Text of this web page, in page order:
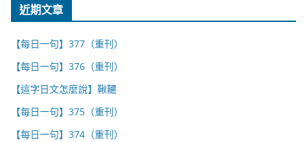
近期文章
【每日一句】377（重刊）
【每日一句】376（重刊）
【這字日文怎麼說】鞦韆
【每日一句】375（重刊）
【每日一句】374（重刊）